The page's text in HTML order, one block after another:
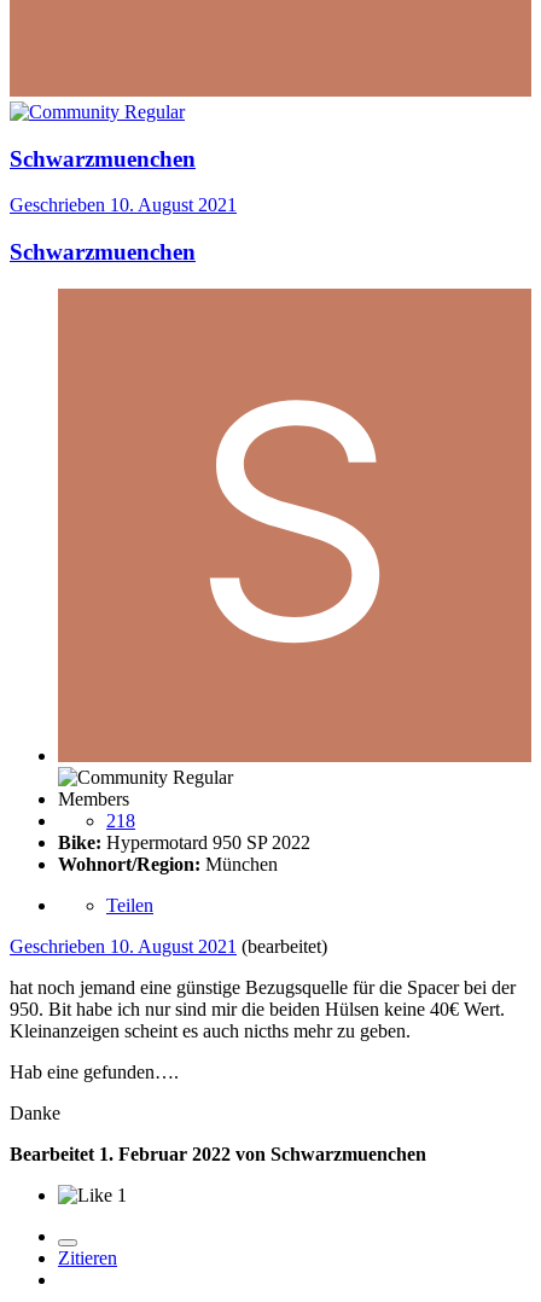
Schwarzmuenchen
Geschrieben 10. August 2021
Schwarzmuenchen
Members
218
Bike: Hypermotard 950 SP 2022
Wohnort/Region: München
Teilen
Geschrieben 10. August 2021 (bearbeitet)
hat noch jemand eine günstige Bezugsquelle für die Spacer bei der
950. Bit habe ich nur sind mir die beiden Hülsen keine 40€ Wert.
Kleinanzeigen scheint es auch nicths mehr zu geben.
Hab eine gefunden….
Danke
Bearbeitet 1. Februar 2022 von Schwarzmuenchen
1
Zitieren